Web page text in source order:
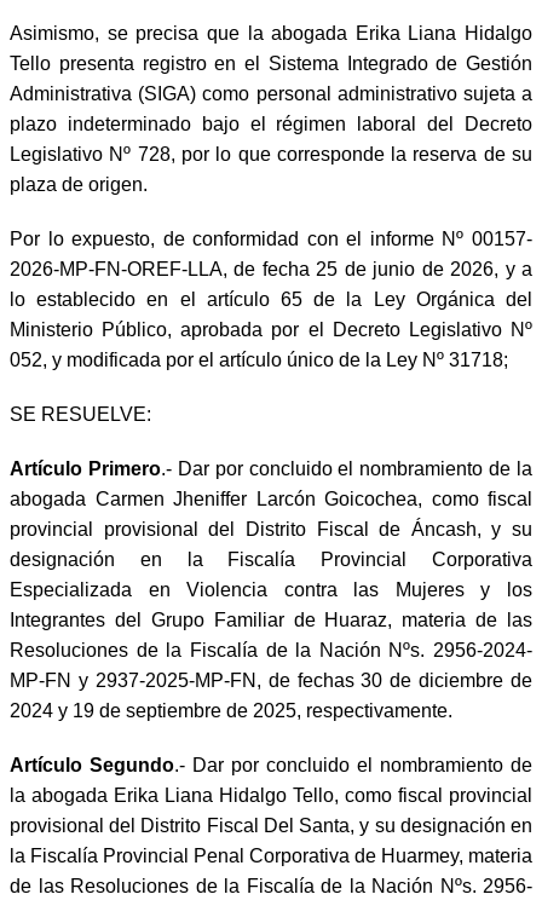
Asimismo, se precisa que la abogada Erika Liana Hidalgo
Tello presenta registro en el Sistema Integrado de Gestión
Administrativa (SIGA) como personal administrativo sujeta a
plazo indeterminado bajo el régimen laboral del Decreto
Legislativo Nº 728, por lo que corresponde la reserva de su
plaza de origen.
Por lo expuesto, de conformidad con el informe Nº 00157-
2026-MP-FN-OREF-LLA, de fecha 25 de junio de 2026, y a
lo establecido en el artículo 65 de la Ley Orgánica del
Ministerio Público, aprobada por el Decreto Legislativo Nº
052, y modificada por el artículo único de la Ley Nº 31718;
SE RESUELVE:
Artículo Primero.- Dar por concluido el nombramiento de la
abogada Carmen Jheniffer Larcón Goicochea, como fiscal
provincial provisional del Distrito Fiscal de Áncash, y su
designación en la Fiscalía Provincial Corporativa
Especializada en Violencia contra las Mujeres y los
Integrantes del Grupo Familiar de Huaraz, materia de las
Resoluciones de la Fiscalía de la Nación Nºs. 2956-2024-
MP-FN y 2937-2025-MP-FN, de fechas 30 de diciembre de
2024 y 19 de septiembre de 2025, respectivamente.
Artículo Segundo.- Dar por concluido el nombramiento de
la abogada Erika Liana Hidalgo Tello, como fiscal provincial
provisional del Distrito Fiscal Del Santa, y su designación en
la Fiscalía Provincial Penal Corporativa de Huarmey, materia
de las Resoluciones de la Fiscalía de la Nación Nºs. 2956-